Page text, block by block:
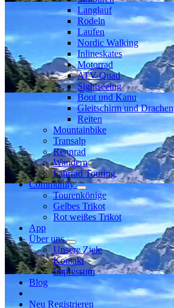
Langlauf
Rodeln
Laufen
Nordic Walking
Inlineskates
Motorrad
ATV-Quad
Sightseeing
Boot und Kanu
Gleitschirm und Drachen
Reiten
Mountainbike
Transalp
Rennrad
Wandern
Fahrrad Touring
Community
Tourenkönige
Gelbes Trikot
Rot weißes Trikot
App
Über uns
Unsere Ziele
Kontakt
Impressum
Blog
Neu Registrieren